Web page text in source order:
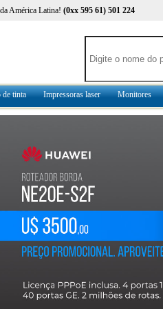
América Latina! (0xx 595 61) 501 224
de tinta Impressoras laser Monitores